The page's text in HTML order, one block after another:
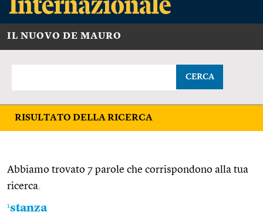
IL NUOVO DE MAURO
CERCA
RISULTATO DELLA RICERCA
Abbiamo trovato 7 parole che corrispondono alla tua
ricerca.
1stanza